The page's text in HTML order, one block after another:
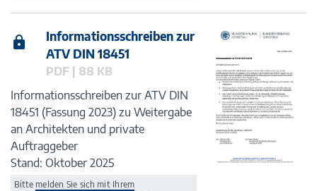
Informationsschreiben zur
ATV DIN 18451
PDF | 88 KB
Informationsschreiben zur ATV DIN
18451 (Fassung 2023) zu Weitergabe
an Architekten und private
Auftraggeber
Stand: Oktober 2025
Bitte melden Sie sich mit Ihrem